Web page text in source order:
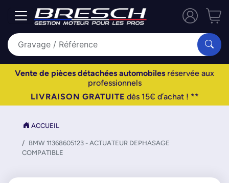
Vente de pièces détachées automobiles réservée aux
professionnels
LIVRAISON GRATUITE dès 15€ d’achat ! **
ACCUEIL
BMW 11368605123 - ACTUATEUR DEPHASAGE
COMPATIBLE